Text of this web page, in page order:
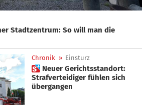
Chronik » Einsturz
 Neuer Gerichtsstandort:
Strafverteidiger fühlen sich
übergangen